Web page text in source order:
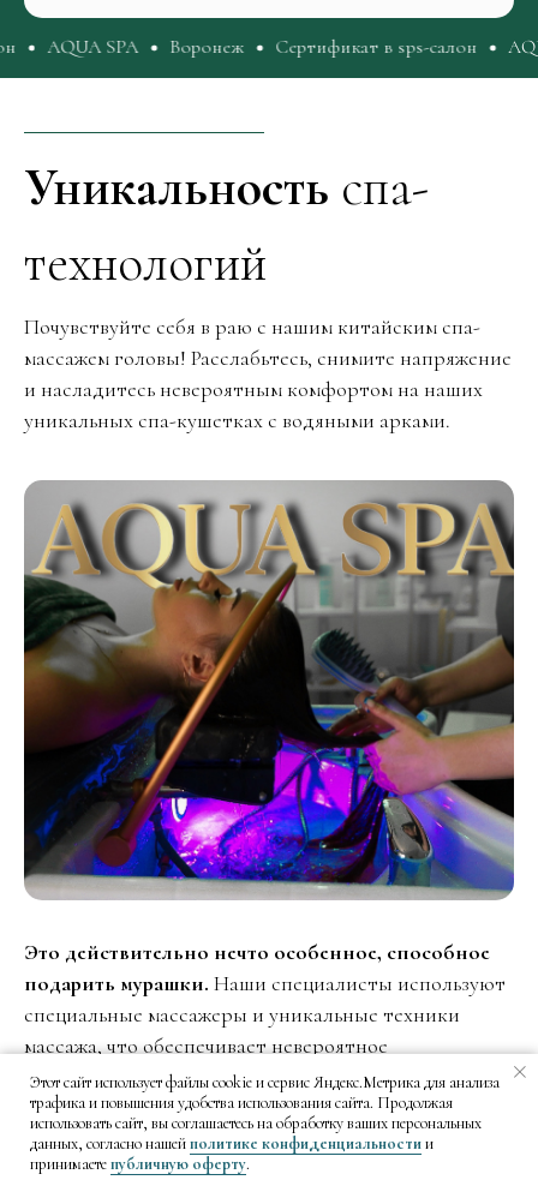
Этот сайт использует файлы cookie и сервис Яндекс.Метрика для анализа
трафика и повышения удобства использования сайта. Продолжая
использовать сайт, вы соглашаетесь на обработку ваших персональных
данных, согласно нашейполитике конфиденциальностии
принимаетепубличную оферту.
sps-салон AQUA SPA Воронеж Сертификат в sps-
Уникальность спа-
технологий
Почувствуйте себя в раю с нашим китайским спа-
массажем головы! Расслабьтесь, снимите напряжение
и насладитесь невероятным комфортом на наших
уникальных спа-кушетках с водяными арками.
Это действительно нечто особенное, способное
подарить мурашки. Наши специалисты используют
специальные массажеры и уникальные техники
массажа, что обеспечивает невероятное
расслабление с каждым прикосновением, которое
позволяет снять физическое, нервное напряжение и
расслабить мышцы